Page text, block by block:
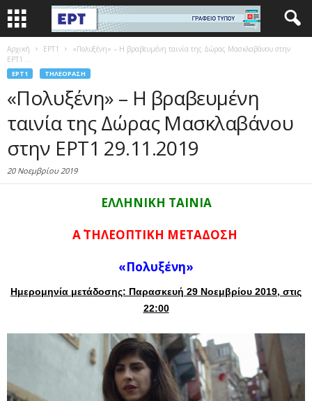
Αρχική EΡΤ1
«Πολυξένη» – Η βραβευμένη ταινία της Δώρας Μασκλαβάνου στην
ΕΡΤ1 ...
EΡΤ1 ΤΗΛΕΌΡΑΣΗ
«Πολυξένη» – Η βραβευμένη
ταινία της Δώρας Μασκλαβάνου
στην ΕΡΤ1 29.11.2019
20 Νοεμβρίου 2019
ΕΛΛΗΝΙΚΗ ΤΑΙΝΙΑ
Α΄ ΤΗΛΕΟΠΤΙΚΗ ΜΕΤΑΔΟΣΗ
«Πολυξένη»
Ημερομηνία μετάδοσης: Παρασκευή 29 Νοεμβρίου 2019, στις
22:00